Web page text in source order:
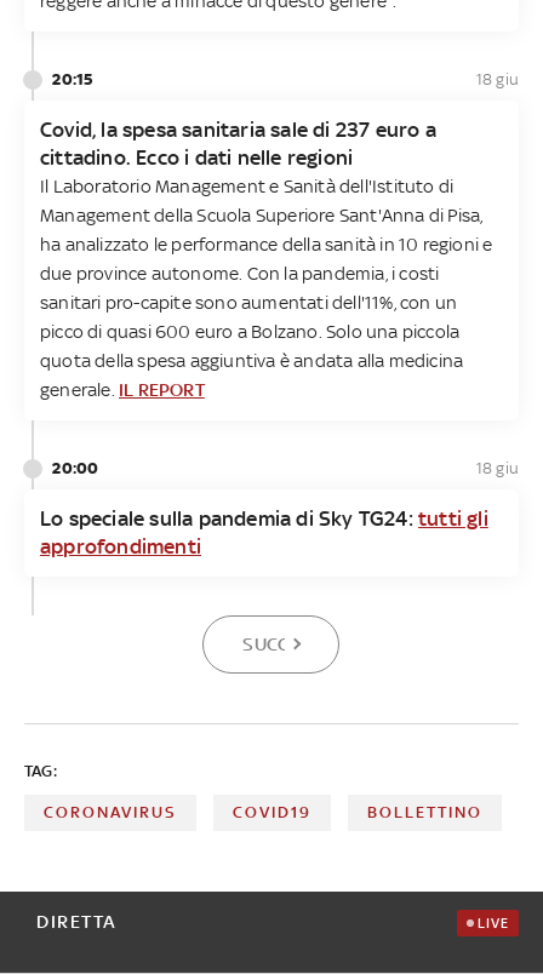
20:15 18 giu
Covid, la spesa sanitaria sale di 237 euro a
cittadino. Ecco i dati nelle regioni
Il Laboratorio Management e Sanità dell'Istituto di
Management della Scuola Superiore Sant'Anna di Pisa,
ha analizzato le performance della sanità in 10 regioni e
due province autonome. Con la pandemia, i costi
sanitari pro-capite sono aumentati dell'11%, con un
picco di quasi 600 euro a Bolzano. Solo una piccola
quota della spesa aggiuntiva è andata alla medicina
generale. IL REPORT
20:00 18 giu
Lo speciale sulla pandemia di Sky TG24:tutti gli
approfondimenti
SUCCESSIVA
TAG:
CORONAVIRUS COVID19 BOLLETTINO
DIRETTA LIVE